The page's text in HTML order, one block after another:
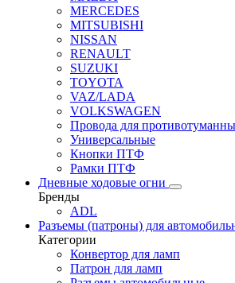
MERCEDES
MITSUBISHI
NISSAN
RENAULT
SUZUKI
TOYOTA
VAZ/LADA
VOLKSWAGEN
Провода для
Универсальные
Кнопки ПТФ
Рамки ПТФ
Дневные ходовые огни
Бренды
ADL
Разъемы (патроны) для
Категории
Конвертор для ламп
Патрон для ламп